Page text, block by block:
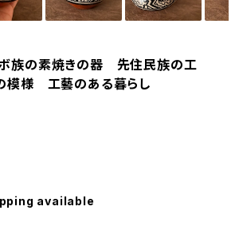
族の素焼きの器 先住民族の工
模様 工藝のある暮らし
available